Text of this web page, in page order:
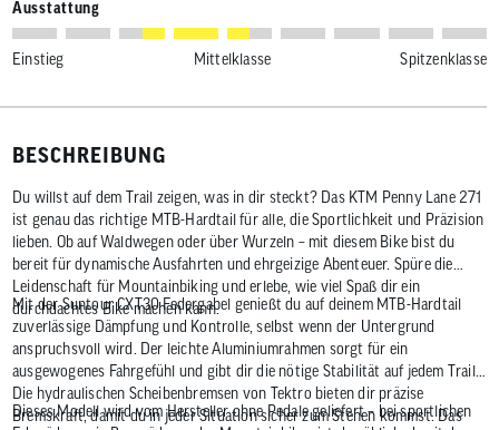
Ausstattung
Einstieg Mittelklasse Spitzenklasse
BESCHREIBUNG
Du willst auf dem Trail zeigen, was in dir steckt? Das KTM Penny Lane 271
ist genau das richtige MTB-Hardtail für alle, die Sportlichkeit und Präzision
lieben. Ob auf Waldwegen oder über Wurzeln – mit diesem Bike bist du
bereit für dynamische Ausfahrten und ehrgeizige Abenteuer. Spüre die
Leidenschaft für Mountainbiking und erlebe, wie viel Spaß dir ein
durchdachtes Bike machen kann.
Mit der Suntour CXT30 Federgabel genießt du auf deinem MTB-Hardtail
zuverlässige Dämpfung und Kontrolle, selbst wenn der Untergrund
anspruchsvoll wird. Der leichte Aluminiumrahmen sorgt für ein
ausgewogenes Fahrgefühl und gibt dir die nötige Stabilität auf jedem Trail.
Die hydraulischen Scheibenbremsen von Tektro bieten dir präzise
Bremskraft, damit du in jeder Situation sicher zum Stehen kommst. Das
Dieses Modell wird vom Hersteller ohne Pedale geliefert – bei sportlichen